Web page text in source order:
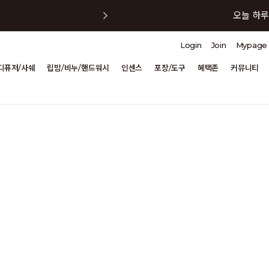
오늘 하
오늘 하
퓨저/사쉐 립밤/비누/핸드워시 인센스 포장/도구 혜택존 커뮤니티
Login Join Mypage